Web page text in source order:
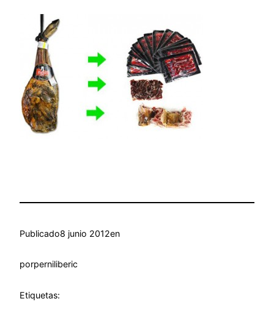
Publicado8 junio 2012en
porperniliberic
Etiquetas: